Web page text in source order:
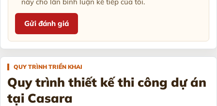
QUY TRÌNH TRIỂN KHAI
Quy trình thiết kế thi công dự án
tại Casara